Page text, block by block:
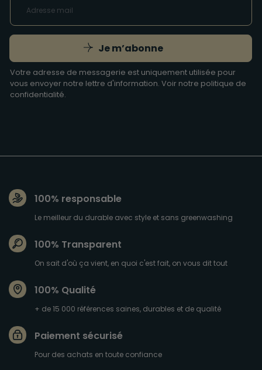
Je m’abonne
Votre adresse de messagerie est uniquement utilisée pour
vous envoyer notre lettre d'information. Voir notre politique de
confidentialité.
100% responsable
Le meilleur du durable avec style et sans greenwashing
100% Transparent
On sait d'où ça vient, en quoi c'est fait, on vous dit tout
100% Qualité
+ de 15 000 références saines, durables et de qualité
Paiement sécurisé
Pour des achats en toute confiance